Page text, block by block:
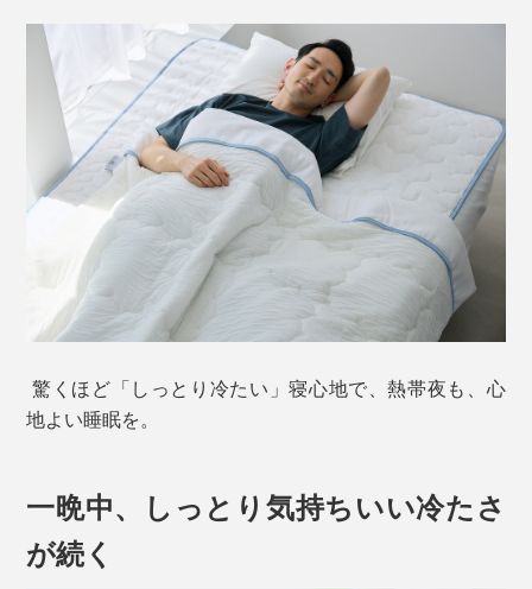
驚くほど「しっとり冷たい」寝心地で、熱帯夜も、心
地よい睡眠を。
一晩中、しっとり気持ちいい冷たさ
が続く